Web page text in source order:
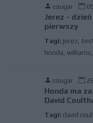
cougar
Jerez -
pierwszy
Tagi: jerez
honda williams
cougar
Honda ma
David
Tagi: david